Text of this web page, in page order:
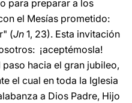
para preparar a los
el Mesías prometido:
(Jn 1, 23). Esta invitación
¡aceptémosla!
hacia el gran jubileo,
el cual en toda la Iglesia
a Dios Padre, Hijo